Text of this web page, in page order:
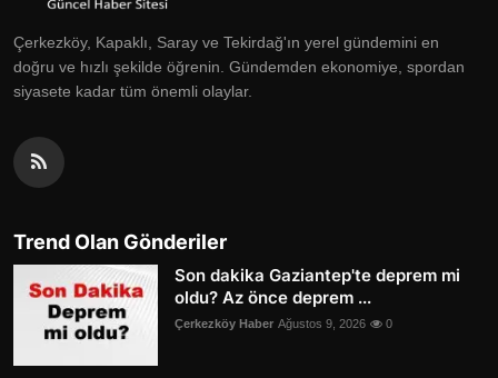
Çerkezköy, Kapaklı, Saray ve Tekirdağ'ın yerel gündemini en
doğru ve hızlı şekilde öğrenin. Gündemden ekonomiye, spordan
siyasete kadar tüm önemli olaylar.
Trend Olan Gönderiler
Son dakika Gaziantep'te deprem mi
oldu? Az önce deprem ...
Çerkezköy Haber Ağustos 9, 2026 0